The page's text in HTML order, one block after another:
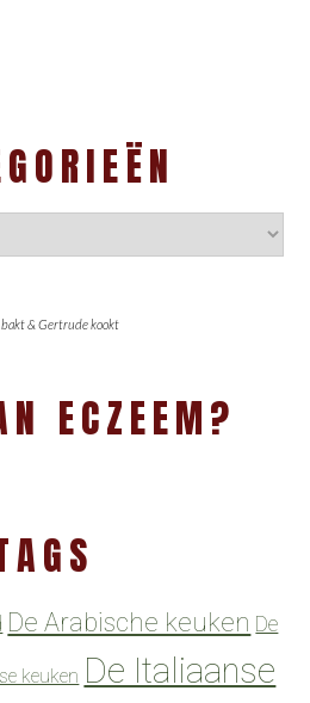
bakt & Gertrude kookt
ECZEEM?
De Arabische keuken De
keuken De Italiaanse